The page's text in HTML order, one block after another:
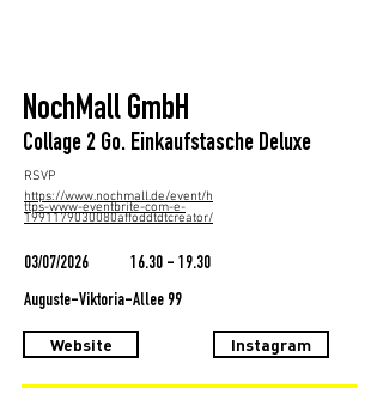
NochMall GmbH
Collage 2 Go. Einkaufstasche Deluxe
RSVP
https://www.nochmall.de/event/h
ttps-www-eventbrite-com-e-
1991179030080affoddtdtcreator/
03/07/2026 16.30 - 19.30
Auguste-Viktoria-Allee 99
Website Instagram